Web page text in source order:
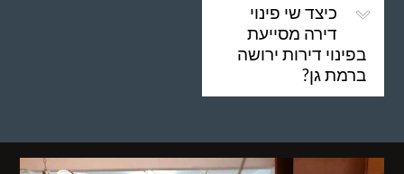
כיצד שי פינוי
דירה מסייעת
בפינוי דירות ירושה
ברמת גן?